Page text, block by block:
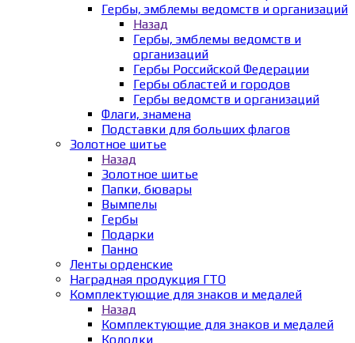
Гербы, эмблемы ведомств и организаций
Назад
Гербы, эмблемы ведомств и
организаций
Гербы Российской Федерации
Гербы областей и городов
Гербы ведомств и организаций
Флаги, знамена
Подставки для больших флагов
Золотное шитье
Назад
Золотное шитье
Папки, бювары
Вымпелы
Гербы
Подарки
Панно
Ленты орденские
Наградная продукция ГТО
Комплектующие для знаков и медалей
Назад
Комплектующие для знаков и медалей
Колодки